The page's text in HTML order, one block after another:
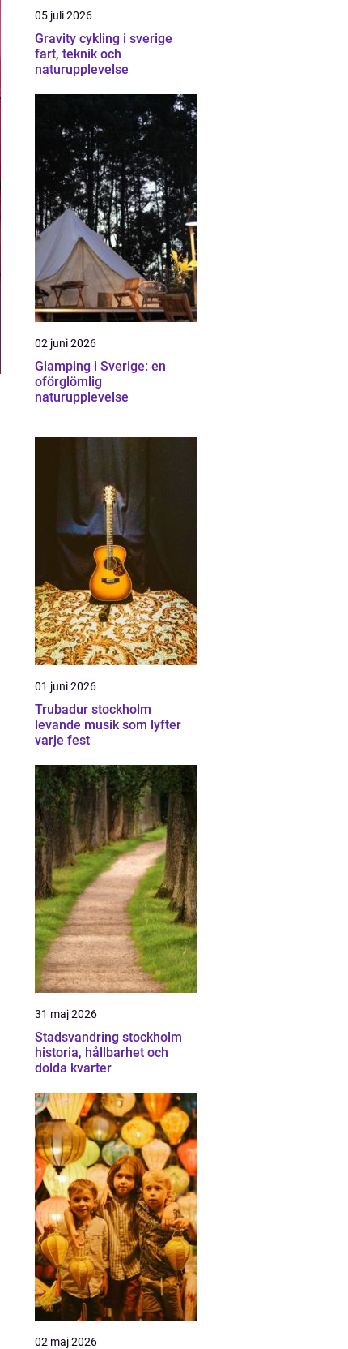
05 juli 2026
Gravity cykling i sverige
fart, teknik och
naturupplevelse
02 juni 2026
Glamping i Sverige: en
oförglömlig
naturupplevelse
01 juni 2026
Trubadur stockholm
levande musik som lyfter
varje fest
31 maj 2026
Stadsvandring stockholm
historia, hållbarhet och
dolda kvarter
02 maj 2026